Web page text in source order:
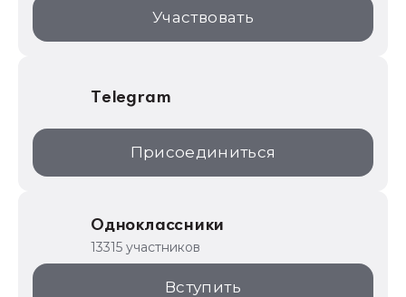
Участвовать
Telegram
Присоединиться
Одноклассники
13315 участников
Вступить